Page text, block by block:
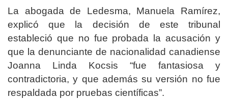
La abogada de Ledesma, Manuela Ramírez,
explicó que la decisión de este tribunal
estableció que no fue probada la acusación y
que la denunciante de nacionalidad canadiense
Joanna Linda Kocsis “fue fantasiosa y
contradictoria, y que además su versión no fue
respaldada por pruebas científicas”.